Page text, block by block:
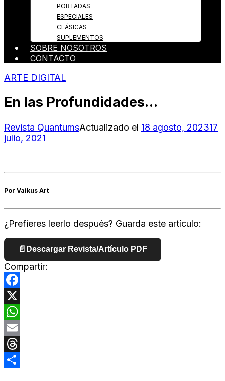
PORTADAS
ESPECIALES
CLÁSICAS
SUPLEMENTOS
SOBRE NOSOTROS
CONTACTO
ARTE DIGITAL
En las Profundidades…
Revista QuantumsActualizado el 18 agosto, 202317
julio, 2021
Por Vaikus Art
¿Prefieres leerlo después? Guarda este artículo:
📄 Descargar Revista/Artículo PDF
Compartir:
Facebook
X
WhatsApp
Email
Threads